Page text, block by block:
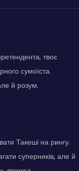
твоє
сумоїста.
й розум.
Такеші на рингу.
суперників, але й